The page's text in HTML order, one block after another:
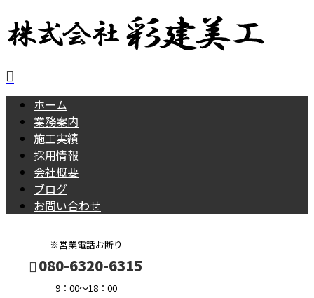
ホーム
業務案内
施工実績
採用情報
会社概要
ブログ
お問い合わせ
※営業電話お断り
080-6320-6315
9：00～18：00